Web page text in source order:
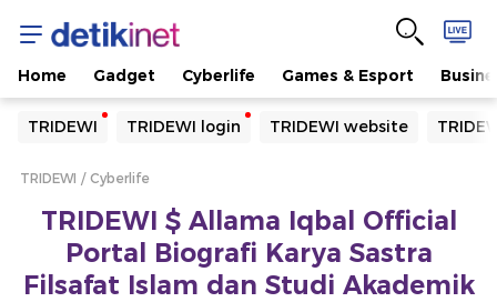
Home Gadget Cyberlife Games & Esport
TRIDEWI TRIDEWI login TRIDEWI website
Yang sedang ramai dicari
Loading...
Loading...
TRIDEWI Cyberlife
TRIDEWI $ Allama Iqbal Official
Portal Biografi Karya Sastra
Filsafat Islam dan Studi Akademik